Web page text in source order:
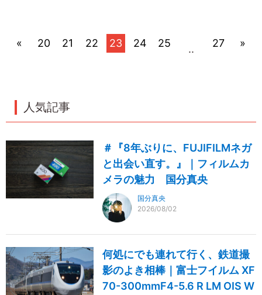
« 20 21 22 23 24 25 .. 27 »
人気記事
＃『8年ぶりに、FUJIFILMネガ
と出会い直す。』｜フィルムカ
メラの魅力 国分真央
国分真央
2026/08/02
何処にでも連れて行く、鉄道撮
影のよき相棒｜富士フイルム XF
70-300mmF4-5.6 R LM OIS W